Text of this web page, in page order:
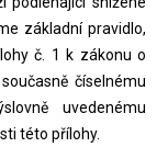
základní pravidlo,
č. 1 k zákonu o
číselnému
uvedenému
této přílohy.